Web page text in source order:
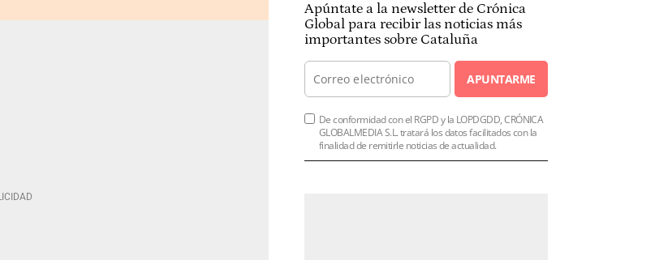
Apúntate a la newsletter de Crónica
Global para recibir las noticias más
importantes sobre Cataluña
APUNTARME
De conformidad con el RGPD y la LOPDGDD, CRÓNICA
GLOBALMEDIA S.L. tratará los datos facilitados con la
finalidad de remitirle noticias de actualidad.